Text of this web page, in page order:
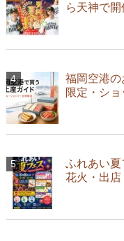
ら天神で開
福岡空港
限定・シ
ふれあい夏
花火・出店